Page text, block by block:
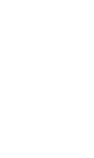
'첫삽'…남동발전, 재생
화
명 송치
매수